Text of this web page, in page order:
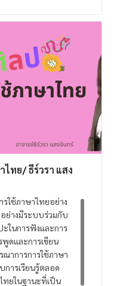
ทย/ ธีร์วรา แสง
ใช้ภาษาไทยอย่าง
ย่างมีระบบร่วมกับ
ในการฟังและการ
ดและการเขียน
าการการใช้ภาษา
การเรียนรู้ตลอด
ทยในฐานะที่เป็น